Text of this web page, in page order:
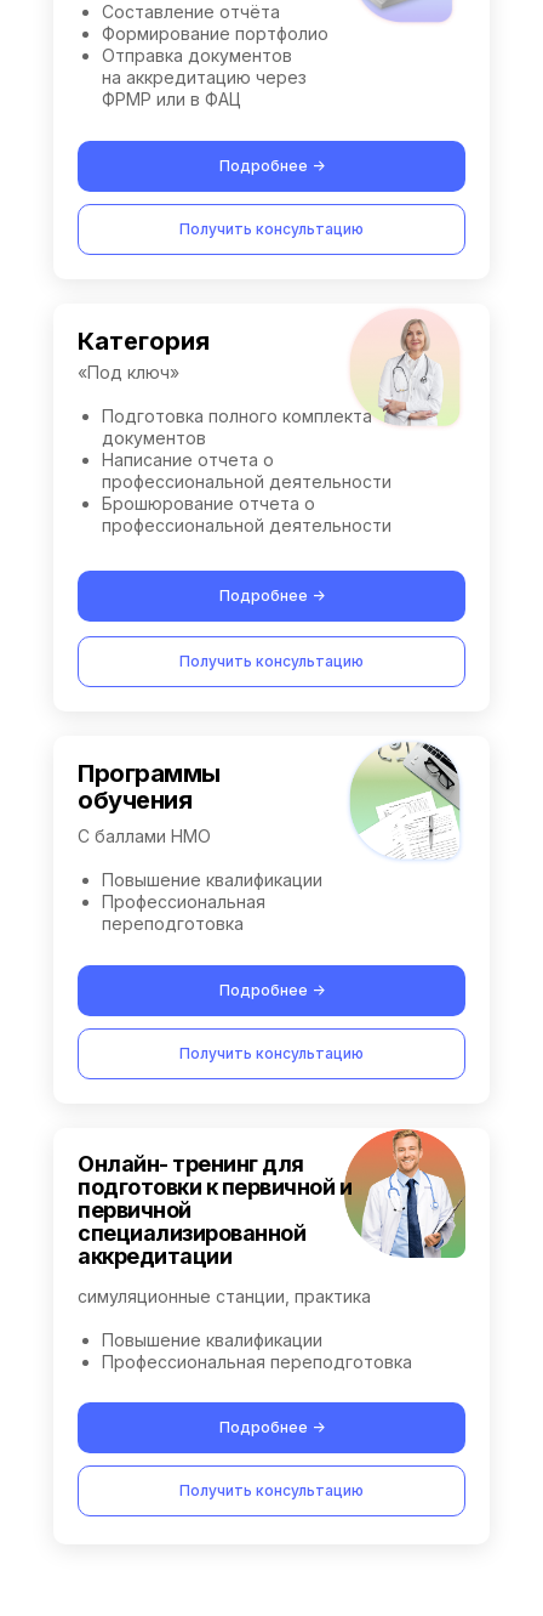
Категория
Подробнее ->
Получить консультацию
«Под ключ»
Подготовка полного комплекта
документов
Написание отчета о
профессиональной деятельности
Брошюрование отчета о
профессиональной деятельности
Подробнее ->
Получить консультацию
Составление отчёта
Формирование портфолио
Отправка документов
на аккредитацию через
ФРМР или в ФАЦ
Подробнее ->
Онлайн- тренинг для
подготовки к первичной и
первичной
специализированной
аккредитации
Получить консультацию
симуляционные станции, практика
Повышение квалификации
Профессиональная переподготовка
Программы
обучения
Подробнее ->
Получить консультацию
С баллами НМО
Повышение квалификации
Профессиональная
переподготовка